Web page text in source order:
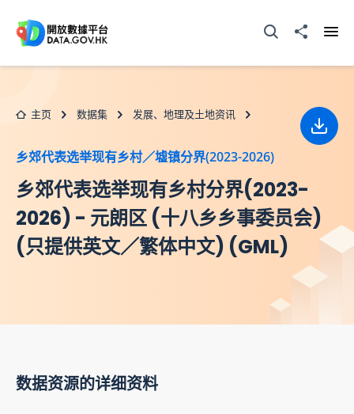
打开搜寻器分享至
主页 数据集 发展、地理及土地资讯
乡郊代表选举现有乡村／墟镇分界(2023-2026)
乡郊代表选举现有乡村分界(2023-
2026) - 元朗区 (十八乡乡事委员会)
(只提供英文／繁体中文) (GML)
下载
数据资源的详细资料